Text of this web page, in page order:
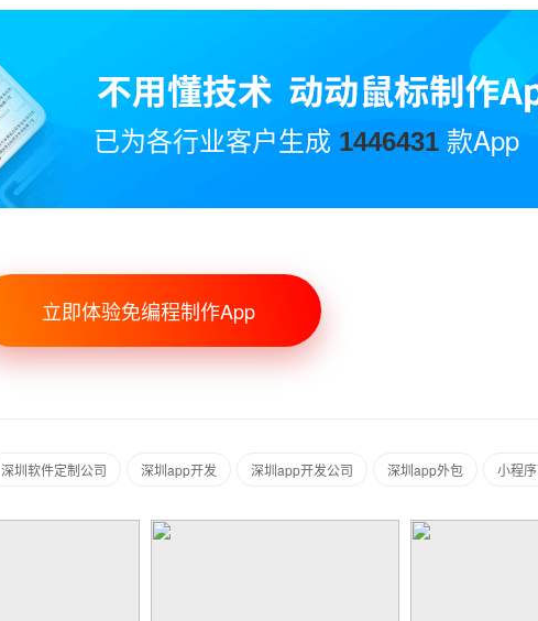
已为各行业客户生成 1446431 款App
立即体验免编程制作App
深圳软件定制公司 深圳app开发 深圳app开发公司 深圳app外包 小程